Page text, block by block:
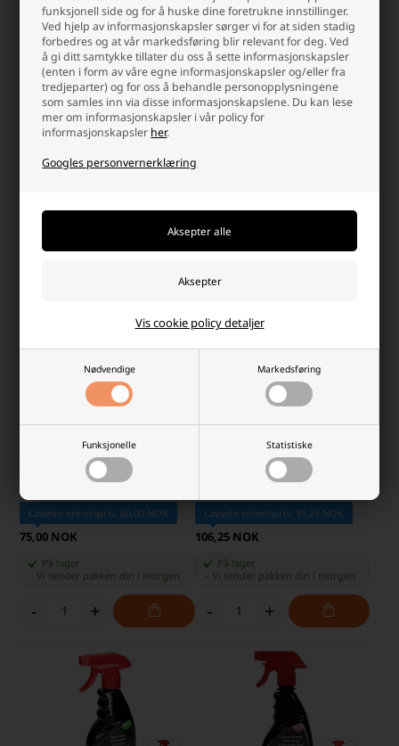
funksjonell side og for å huske dine foretrukne innstillinger.
Ved hjelp av informasjonskapsler sørger vi for at siden stadig
forbedres og at vår markedsføring blir relevant for deg. Ved
å gi ditt samtykke tillater du oss å sette informasjonskapsler
(enten i form av våre egne informasjonskapsler og/eller fra
tredjeparter) og for oss å behandle personopplysningene
som samles inn via disse informasjonskapslene. Du kan lese
mer om informasjonskapsler i vår policy for
informasjonskapsler her.
Googles personvernerklæring
Nødvendige Markedsføring
Funksjonelle Statistiske
Vis cookie policy detaljer
Dunlop Mikrofiberklut 35x35 cm
Lærpleie til Bil, Grå
Laveste enhetspris: 22,50 NOK
31,25 NOK
Black+Decker Tilhengernett
2x3m
192,50 NOK
-
Dunlop Glassrens 500 ml Klar
Rengjøring til Bilruter
Laveste enhetspris: 60,00 NOK
75,00 NOK
På lager
-Vi sender pakken din i morgen
- +
Dunlop Tire Sealer & Inflator 450
ml Pumper til Dekk
Laveste enhetspris: 91,25 NOK
106,25 NOK
På lager
Vi sender pakken din i morgen
- +